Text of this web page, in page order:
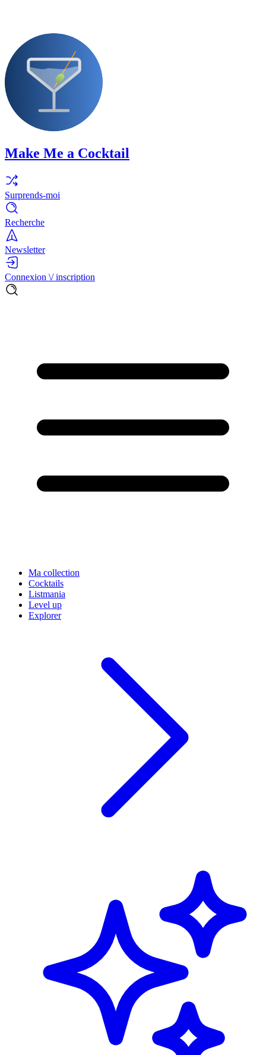
Make Me a Cocktail
Surprends-moi
Recherche
Newsletter
Connexion \/ inscription
Ma collection
Cocktails
Listmania
Level up
Explorer